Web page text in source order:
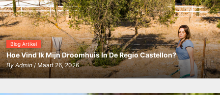
Blog Artikel
Hoe Vind Ik Mijn Droomhuis In De Regio Castellon?
ByAdmin/ Maart 26, 2026